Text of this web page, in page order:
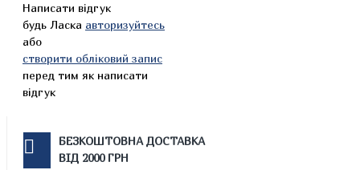
Написати відгук
будь Ласка авторизуйтесь
або
створити обліковий запис
перед тим як написати
відгук
БЕЗКОШТОВНА ДОСТАВКА
ВІД 2000 ГРН